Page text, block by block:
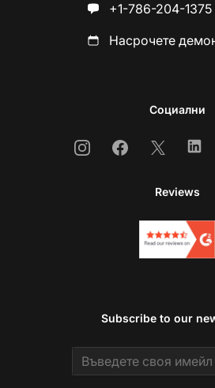
+1-786-204-1375
Насрочете
Социални
InstagramFacebook
X
Reviews
Subscribe to our
Email address